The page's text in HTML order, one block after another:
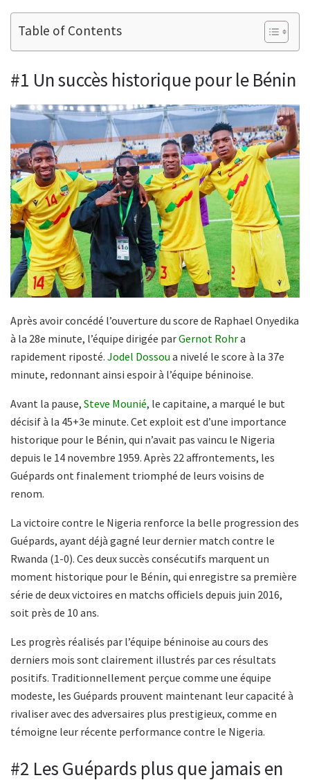
Table of Contents
#1 Un succès historique pour le Bénin
Après avoir concédé l’ouverture du score de Raphael Onyedika
à la 28e minute, l’équipe dirigée parGernot Rohra
rapidement riposté. Jodel Dossou a nivelé le score à la 37e
minute, redonnant ainsi espoir à l’équipe béninoise.
Avant la pause, Steve Mounié, le capitaine, a marqué le but
décisif à la 45+3e minute. Cet exploit est d’une importance
historique pour le Bénin, qui n’avait pas vaincu le Nigeria
depuis le 14 novembre 1959. Après 22 affrontements, les
Guépards ont finalement triomphé de leurs voisins de
renom.
La victoire contre le Nigeria renforce la belle progression des
Guépards, ayant déjà gagné leur dernier match contre le
Rwanda (1-0). Ces deux succès consécutifs marquent un
moment historique pour le Bénin, qui enregistre sa première
série de deux victoires en matchs officiels depuis juin 2016,
soit près de 10 ans.
Les progrès réalisés par l’équipe béninoise au cours des
derniers mois sont clairement illustrés par ces résultats
positifs. Traditionnellement perçue comme une équipe
modeste, les Guépards prouvent maintenant leur capacité à
rivaliser avec des adversaires plus prestigieux, comme en
témoigne leur récente performance contre le Nigeria.
#2 Les Guépards plus que jamais en